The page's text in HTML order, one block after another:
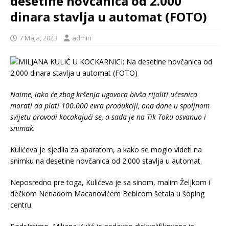
dinara stavlja u automat (FOTO)
7 Maja, 2023 admin
Naime, iako će zbog kršenja ugovora bivša rijaliti učesnica
morati da plati 100.000 evra produkciji, ona dane u spoljnom
svijetu provodi kocakajući se, a sada je na Tik Toku osvanuo i
snimak.
Kulićeva je sjedila za aparatom, a kako se moglo videti na
snimku na desetine novčanica od 2.000 stavlja u automat.
Neposredno pre toga, Kulićeva je sa sinom, malim Željkom i
dečkom Nenadom Macanovićem Bebicom šetala u šoping
centru.